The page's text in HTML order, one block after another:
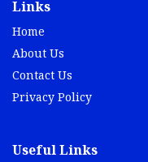
Links
Home
About Us
Contact Us
Privacy Policy
Useful Links